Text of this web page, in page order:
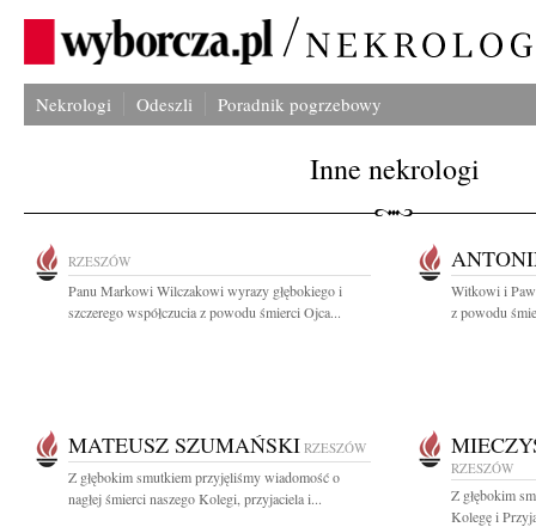
Nekrologi Odeszli Poradnik pogrzebowy
Inne nekrologi
RZESZÓW
Panu Markowi Wilczakowi wyrazy głębokiego i
szczerego współczucia z powodu śmierci Ojca...
Witkowi i
z powodu
MATEUSZ SZUMAŃSKI RZESZÓW
Z głębokim smutkiem przyjęliśmy wiadomość o
nagłej śmierci naszego Kolegi, przyjaciela i...
RZESZÓW
Z głębokim
Kolegę i